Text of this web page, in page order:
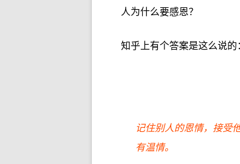
人为什么要感恩？
知乎上有个答案是这么说的
记住别人的恩情，接受
有温情。